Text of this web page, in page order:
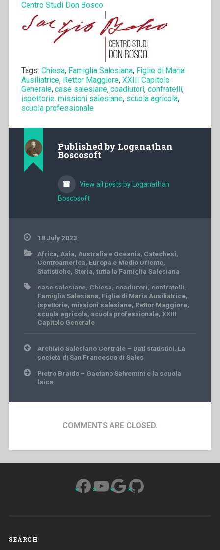
Centro Studi Don Bosco
Tags: Chiesa, Famiglia Salesiana, Figlie di Maria
Ausiliatrice, Rettor Maggiore, XXIII Capitolo
Generale, case salesiane, coadiutori, confratelli,
ispettorie, missioni salesiane, scuola agricola,
scuola professionale
Published by Loganathan
Boscosoft
View all posts by Loganathan
Boscosoft
18 July 2023
Africa, Asia, Australia e Oceania, Catechesi,
Centroamerica, Europa e Medio Oriente,
Statistiche, Storia, tutta la Famiglia Salesiana
case salesiane, Chiesa, coadiutori, confratelli,
Famiglia Salesiana, Figlie di Maria Ausiliatrice,
ispettorie, missioni salesiane, Rettor Maggiore,
scuola agricola, scuola professionale, XXIII
Capitolo Generale
Post
navigation
Archivio Salesiano Centrale – Dati statistici. La
società di San Francesco di Sales
Pietro Braido – Gaetano Salvemini e la scuola
laica
COMMENTS ARE CLOSED.
Facebook
YouTube
Google
GitHub
SEARCH